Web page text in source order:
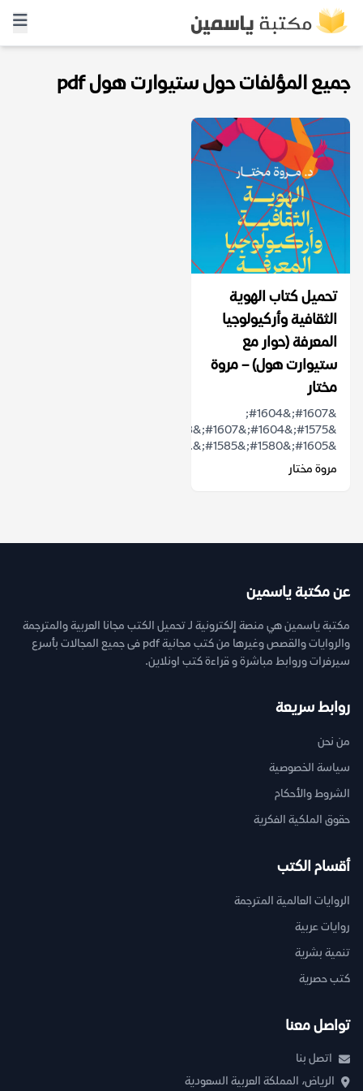
جميع المؤلفات حول ستيوارت هول pdf
تحميل كتاب الهوية
الثقافية وأركيولوجيا
المعرفة (حوار مع
ستيوارت هول) – مروة
مختار
&#1607;&#1604;
&#1605;&#1580;&#1585;&...
مروة مختار
عن مكتبة ياسمين
مكتبة ياسمين هي منصة إلكترونية لـ تحميل الكتب مجانا العربية والمترجمة
والروايات والقصص وغيرها من كتب مجانية pdf فى جميع المجالات بأسرع
سيرفرات وروابط مباشرة و قراءة كتب اونلاين.
روابط سريعة
من نحن
سياسة الخصوصية
الشروط والأحكام
حقوق الملكية الفكرية
أقسام الكتب
الروايات العالمية المترجمة
روايات عربية
تنمية بشرية
كتب حصرية
تواصل معنا
اتصل بنا
الرياض، المملكة العربية السعودية